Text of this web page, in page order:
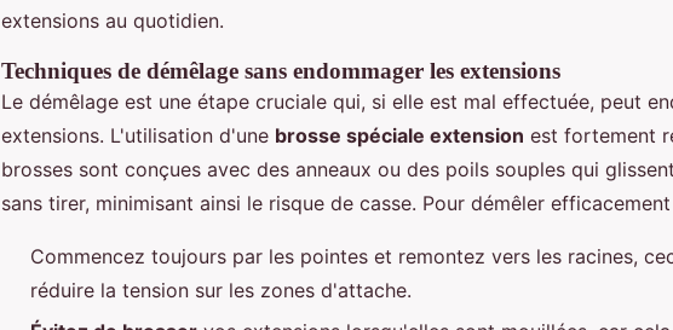
extensions au quotidien.
Techniques de démêlage sans endommager les extensions
Le démêlage est une étape cruciale qui, si elle est mal effectuée, peut
extensions. L'utilisation d'une brosse spéciale extension est fortement
brosses sont conçues avec des anneaux ou des poils souples qui
sans tirer, minimisant ainsi le risque de casse. Pour démêler
Commencez toujours par les pointes et remontez vers les racines,
réduire la tension sur les zones d'attache.